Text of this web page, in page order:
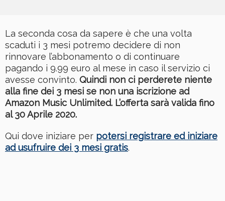
La seconda cosa da sapere è che una volta
scaduti i 3 mesi potremo decidere di non
rinnovare l’abbonamento o di continuare
pagando i 9.99 euro al mese in caso il servizio ci
avesse convinto. Quindi non ci perderete niente
alla fine dei 3 mesi se non una iscrizione ad
Amazon Music Unlimited. L’offerta sarà valida fino
al 30 Aprile 2020.
Qui dove iniziare per potersi registrare ed iniziare
ad usufruire dei 3 mesi gratis.